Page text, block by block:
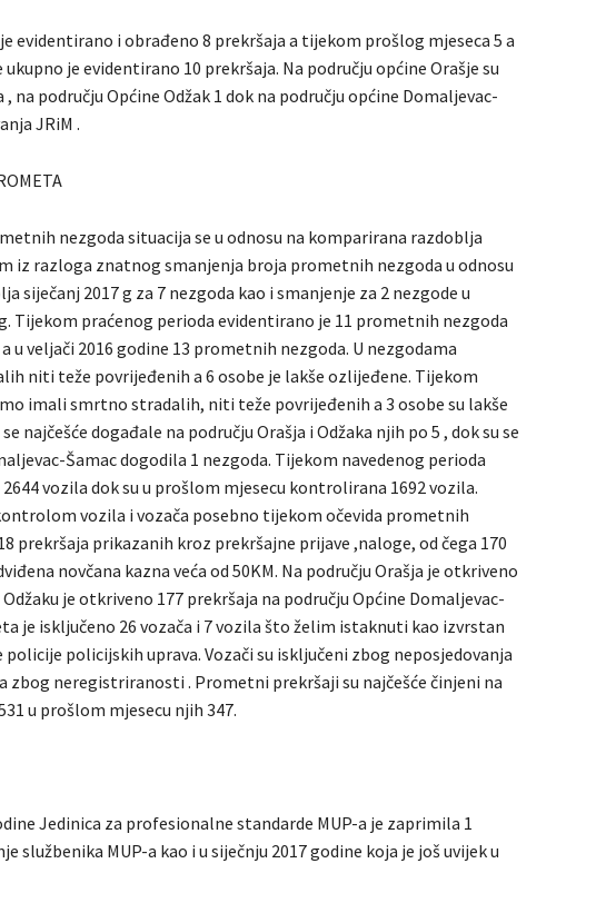
evidentirano i obrađeno 8 prekršaja a tijekom prošlog mjeseca 5 a
ukupno je evidentirano 10 prekršaja. Na području općine Orašje su
na području Općine Odžak 1 dok na području općine Domaljevac-
JRiM .
nezgoda situacija se u odnosu na komparirana razdoblja
iz razloga znatnog smanjenja broja prometnih nezgoda u odnosu
siječanj 2017 g za 7 nezgoda kao i smanjenje za 2 nezgode u
Tijekom praćenog perioda evidentirano je 11 prometnih nezgoda
u veljači 2016 godine 13 prometnih nezgoda. U nezgodama
niti teže povrijeđenih a 6 osobe je lakše ozlijeđene. Tijekom
imali smrtno stradalih, niti teže povrijeđenih a 3 osobe su lakše
najčešće događale na području Orašja i Odžaka njih po 5 , dok su se
Šamac dogodila 1 nezgoda. Tijekom navedenog perioda
vozila dok su u prošlom mjesecu kontrolirana 1692 vozila.
vozila i vozača posebno tijekom očevida prometnih
prekršaja prikazanih kroz prekršajne prijave ,naloge, od čega 170
novčana kazna veća od 50KM. Na području Orašja je otkriveno
je otkriveno 177 prekršaja na području Općine Domaljevac-
je isključeno 26 vozača i 7 vozila što želim istaknuti kao izvrstan
policijskih uprava. Vozači su isključeni zbog neposjedovanja
zbog neregistriranosti . Prometni prekršaji su najčešće činjeni na
u prošlom mjesecu njih 347.
Jedinica za profesionalne standarde MUP-a je zaprimila 1
službenika MUP-a kao i u siječnju 2017 godine koja je još uvijek u